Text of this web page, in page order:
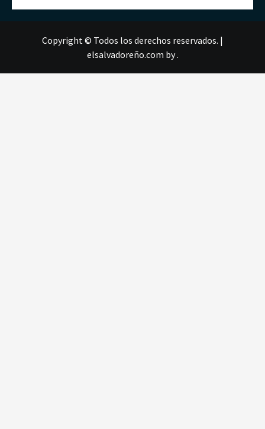
Copyright © Todos los derechos reservados. |
elsalvadoreño.com by .